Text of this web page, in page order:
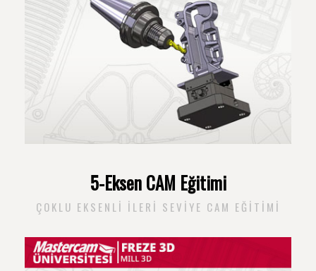
5-Eksen CAM Eğitimi
ÇOKLU EKSENLI ILERI SEVIYE CAM EĞITIMI